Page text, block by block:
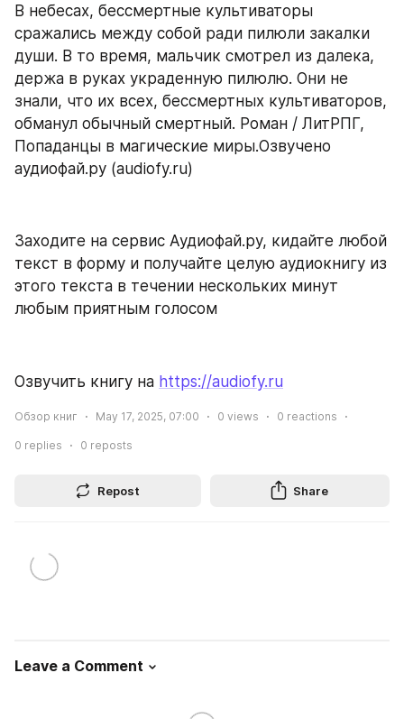
В небесах, бессмертные культиваторы
сражались между собой ради пилюли закалки
души. В то время, мальчик смотрел из далека,
держа в руках украденную пилюлю. Они не
знали, что их всех, бессмертных культиваторов,
обманул обычный смертный. Роман / ЛитРПГ,
Попаданцы в магические миры.Озвучено
аудиофай.ру (audiofy.ru)
Заходите на сервис Аудиофай.ру, кидайте любой
текст в форму и получайте целую аудиокнигу из
этого текста в течении нескольких минут
любым приятным голосом
Озвучить книгу на https://audiofy.ru
Обзор книг May 17, 2025, 07:00 0 views 0 reactions
0 replies 0 reposts
Repost Share
Leave a Comment